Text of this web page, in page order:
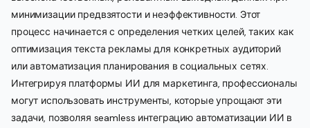
минимизации предвзятости и неэффективности. Этот
процесс начинается с определения четких целей, таких как
оптимизация текста рекламы для конкретных аудиторий
или автоматизация планирования в социальных сетях.
Интегрируя платформы ИИ для маркетинга, профессионалы
могут использовать инструменты, которые упрощают эти
задачи, позволяя seamless интеграцию автоматизации ИИ в